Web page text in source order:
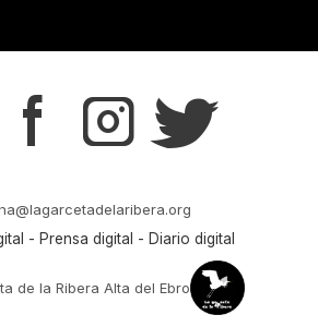
s t r
- Prensa digital - Diario digital
de la Ribera Alta del Ebro